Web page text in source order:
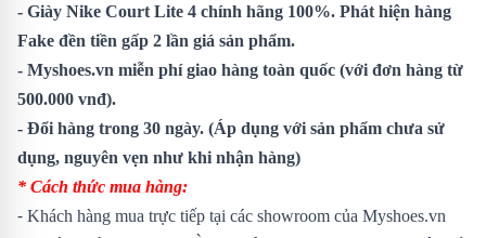
- Giày Nike Court Lite 4 chính hãng 100%. Phát hiện hàng
Fake đền tiền gấp 2 lần giá sản phẩm.
- Myshoes.vn miễn phí giao hàng toàn quốc (với đơn hàng từ
500.000 vnđ).
- Đổi hàng trong 30 ngày. (Áp dụng với sản phẩm chưa sử
dụng, nguyên vẹn như khi nhận hàng)
* Cách thức mua hàng:
- Khách hàng mua trực tiếp tại các showroom của Myshoes.vn